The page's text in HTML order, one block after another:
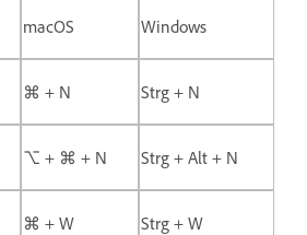
macOS Windows
⌘ + N Strg + N
⌥ + ⌘ + N Strg + Alt + N
⌘ + W Strg + W